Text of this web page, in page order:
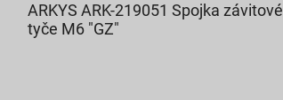
ARKYS ARK-219051 Spojka závitové
tyče M6 "GZ"